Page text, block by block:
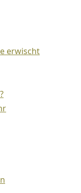
erwischt
die
2 mm dicker
Farbe wie
von den